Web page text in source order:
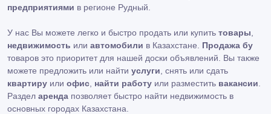
предприятиями в регионе Рудный.
У нас Вы можете легко и быстро продать или купить товары
недвижимость или автомобили в Казахстане. Продажа бу
товаров это приоритет для нашей доски объявлений. Вы также
можете предложить или найти услуги , снять или сдать
квартиру или офис найти работу или разместить вакансии
Раздел аренда позволяет быстро найти недвижимость в
основных городах Казахстана.